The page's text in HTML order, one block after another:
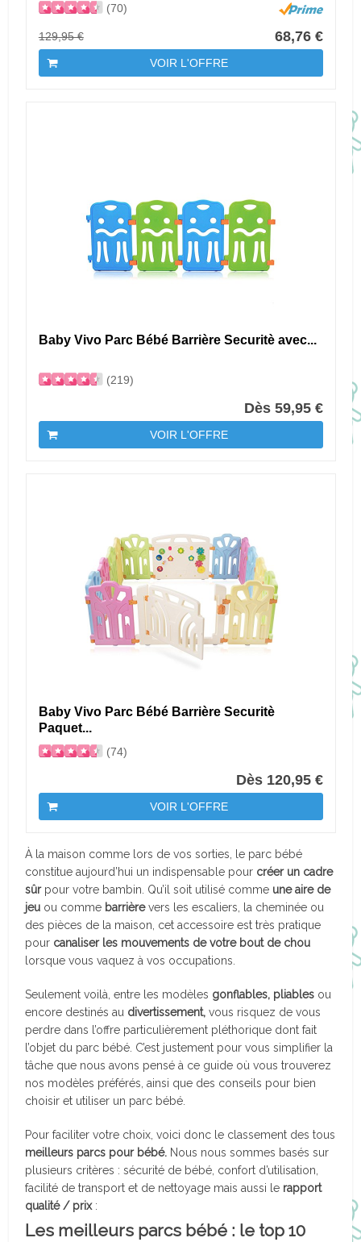
(70)
129,95 € 68,76 €
VOIR L'OFFRE
Baby Vivo Parc Bébé Barrière Securitè avec...
(219)
Dès 59,95 €
VOIR L'OFFRE
Baby Vivo Parc Bébé Barrière Securitè
Paquet...
(74)
Dès 120,95 €
VOIR L'OFFRE
À la maison comme lors de vos sorties, le parc bébé
constitue aujourd’hui un indispensable pour créer un cadre
sûrpour votre bambin. Qu’il soit utilisé comme une aire de
jeu ou comme barrièrevers les escaliers, la cheminée ou
des pièces de la maison, cet accessoire est très pratique
pour canaliser les mouvements de votre bout de chou
lorsque vous vaquez à vos occupations.
Seulement voilà, entre les modèles gonflables, pliables ou
encore destinés au divertissement, vous risquez de vous
perdre dans l’offre particulièrement pléthorique dont fait
l’objet du parc bébé. C’est justement pour vous simplifier la
tâche que nous avons pensé à ce guide où vous trouverez
nos modèles préférés, ainsi que des conseils pour bien
choisir et utiliser un parc bébé.
Pour faciliter votre choix, voici donc le classement des tous
meilleurs parcs pour bébé. Nous nous sommes basés sur
plusieurs critères : sécurité de bébé, confort d’utilisation,
facilité de transport et de nettoyage mais aussi le rapport
qualité / prix:
Les meilleurs parcs bébé : le top 10